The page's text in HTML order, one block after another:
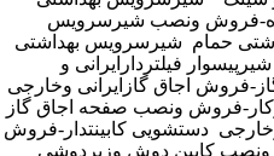
فروش ونصب شیرسرویس
حمام شیرسرویس بهداشتی
فیلتردارایرانی و
فروش اجاق گازایرانی وخارجی
فروش ونصب صفحه اجاق گاز
دستشویی کابینتدار-فروش
کابین دوش وزیردوشی